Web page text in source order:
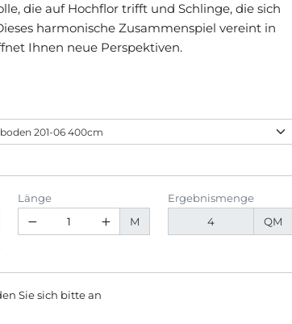
die auf Hochflor trifft und Schlinge, die sich
harmonische Zusammenspiel vereint in
Ihnen neue Perspektiven.
Länge
M
Ergebnismenge
QM
Sie sich bittean